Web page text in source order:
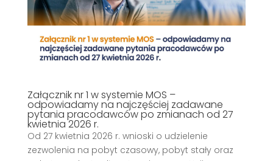
Załącznik nr 1 w systemie MOS –
odpowiadamy na najczęściej zadawane
pytania pracodawców po zmianach od 27
kwietnia 2026 r.
Od 27 kwietnia 2026 r. wnioski o udzielenie
zezwolenia na pobyt czasowy, pobyt stały oraz